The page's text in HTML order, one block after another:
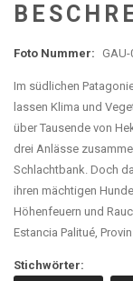
Foto Nummer:
Im südlichen
lassen Klima und
über Tausende von
drei Anlässe
Schlachtbank. Doch
ihren mächtigen
Höhenfeuern und
Estancia Palitué,
Stichwörter: